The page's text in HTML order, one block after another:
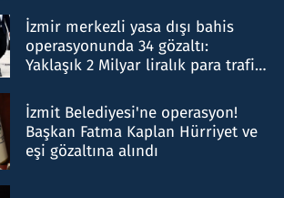
İzmir merkezli yasa dışı bahis
operasyonunda 34 gözaltı:
Yaklaşık 2 Milyar liralık para trafiği
İzmit Belediyesi'ne operasyon!
Başkan Fatma Kaplan Hürriyet ve
eşi gözaltına alındı